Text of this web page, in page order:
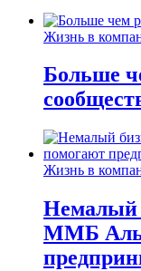
Жизнь в
Больше
Жизнь в
Немалый
ММБ